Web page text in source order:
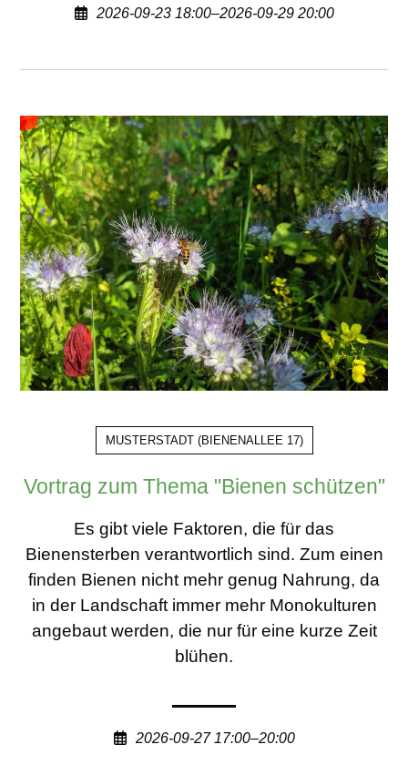
2026-09-23 18:00–2026-09-29 20:00
MUSTERSTADT(BIENENALLEE 17)
Vortrag zum Thema "Bienen schützen"
Es gibt viele Faktoren, die für das
Bienensterben verantwortlich sind. Zum einen
finden Bienen nicht mehr genug Nahrung, da
in der Landschaft immer mehr Monokulturen
angebaut werden, die nur für eine kurze Zeit
blühen.
2026-09-27 17:00–20:00